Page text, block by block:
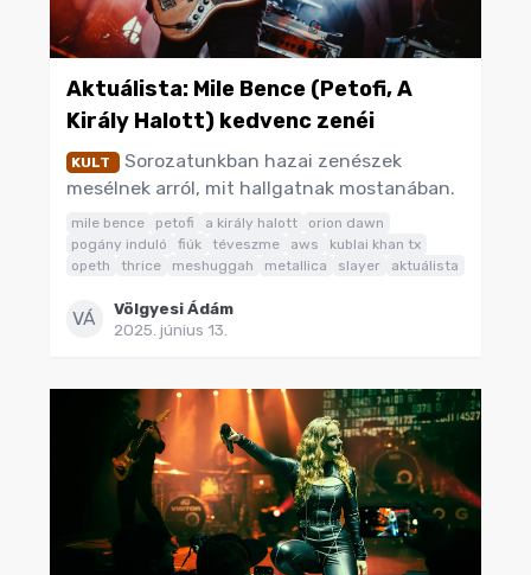
Aktuálista: Mile Bence (Petofi, A
Király Halott) kedvenc zenéi
KULT
Sorozatunkban hazai zenészek
mesélnek arról, mit hallgatnak mostanában.
mile bence petofi a király halott
orion dawn
pogány induló
fiúk téveszme aws
kublai khan tx
opeth
thrice meshuggah metallica slayer aktuálista
VÁ
Völgyesi Ádám
2025. június 13.